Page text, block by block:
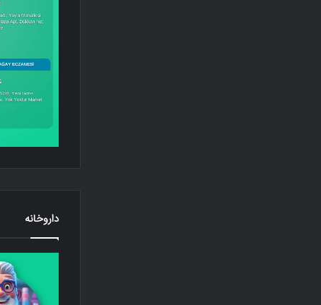
داروخانه